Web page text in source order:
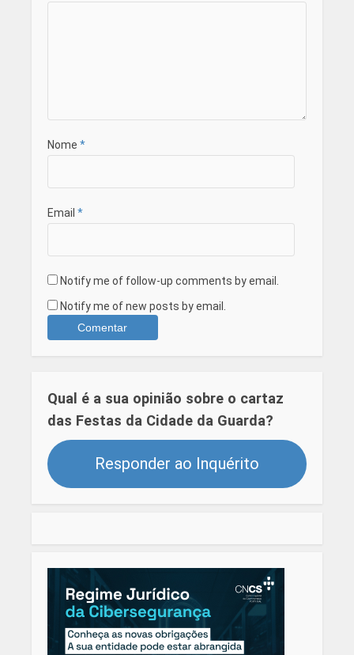
Nome *
Email *
Notify me of follow-up comments by email.
Notify me of new posts by email.
Qual é a sua opinião sobre o cartaz
das Festas da Cidade da Guarda?
Responder ao Inquérito